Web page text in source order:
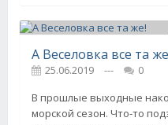
А Веселовка все та
25.06.2019 ---
0
В прошлые выходные
морской сезон. Что-то